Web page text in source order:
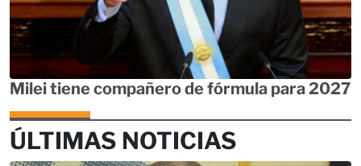
Milei tiene compañero de fórmula para 2027
ÚLTIMAS NOTICIAS